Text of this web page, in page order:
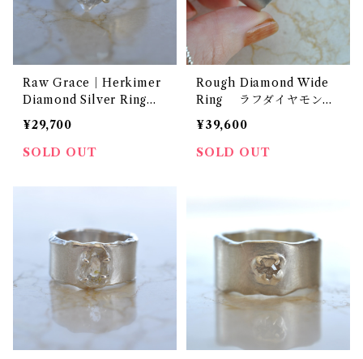
Raw Grace｜Herkimer
Diamond Silver Ring
ハーキマーダイヤモンド
シルバーリング
¥29,700
SOLD OUT
Rough Diamond Wide
Ring ラフダイヤモンド
シルバーワイドリング 原
石
¥39,600
SOLD OUT